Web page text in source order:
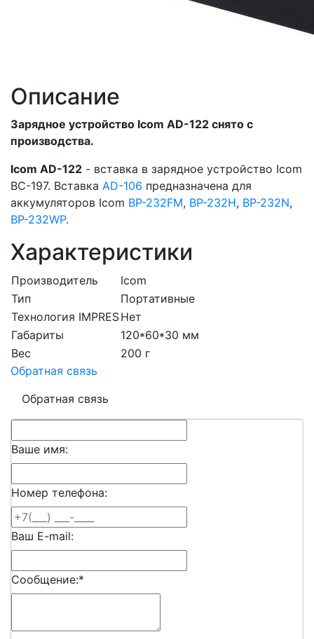
Описание
Зарядное устройство Icom AD-122 снято с
производства.
Icom AD-122 - вставка в зарядное устройство Icom
BC-197. Вставка AD-106 предназначена для
аккумуляторов Icom BP-232FM, BP-232H, BP-232N,
BP-232WP.
Характеристики
Производитель
Icom
Тип
Портативные
Технология IMPRESНет
Габариты
120*60*30 мм
Вес
200 г
Обратная связь
Обратная связь
Ваше имя:
Номер телефона:
Ваш E-mail:
Сообщение:*